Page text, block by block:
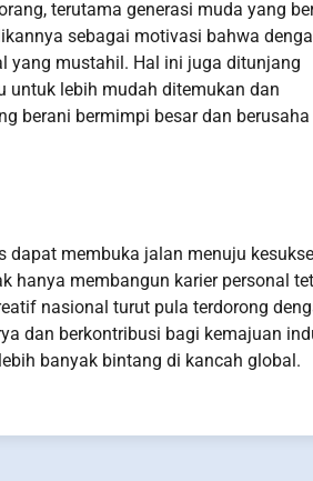
terutama generasi muda yang
sebagai motivasi bahwa
yang mustahil. Hal ini juga ditunjang
untuk lebih mudah ditemukan dan
berani bermimpi besar dan berusaha
membuka jalan menuju
hanya membangun karier personal
nasional turut pula terdorong
dan berkontribusi bagi kemajuan
banyak bintang di kancah global.